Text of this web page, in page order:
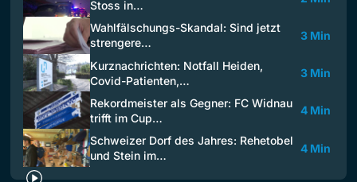
Stoss in…
Wahlfälschungs-Skandal: Sind jetzt
strengere…
3 Min
Kurznachrichten: Notfall Heiden,
Covid-Patienten,…
3 Min
Rekordmeister als Gegner: FC Widnau
trifft im Cup…
4 Min
Schweizer Dorf des Jahres: Rehetobel
und Stein im…
4 Min